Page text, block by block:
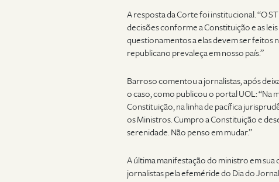
A resposta da Corte foi institucional. “O
decisões conforme a Constituição e as
questionamentos a elas devem ser feitos
republicano prevaleça em nosso país.”
Barroso comentou a jornalistas, após
o caso, como publicou o portal UOL: “Na
Constituição, na linha de pacífica
os Ministros. Cumpro a Constituição e
serenidade. Não penso em mudar.”
A última manifestação do ministro em
jornalistas pela efeméride do Dia do